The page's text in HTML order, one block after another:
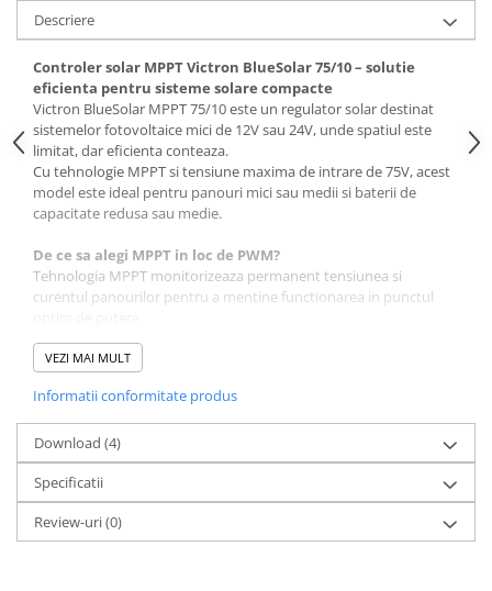
Descriere
Controler solar MPPT Victron BlueSolar 75/10 – solutie
eficienta pentru sisteme solare compacte
Victron BlueSolar MPPT 75/10 este un regulator solar destinat
sistemelor fotovoltaice mici de 12V sau 24V, unde spatiul este
limitat, dar eficienta conteaza.
Cu tehnologie MPPT si tensiune maxima de intrare de 75V, acest
model este ideal pentru panouri mici sau medii si baterii de
capacitate redusa sau medie.
De ce sa alegi MPPT in loc de PWM?
Tehnologia MPPT monitorizeaza permanent tensiunea si
curentul panourilor pentru a mentine functionarea in punctul
In conditii reale (cer partial innorat, variatii de temperatura),
poate produce cu pana la 30% mai multa energie fata de un
Asta inseamna incarcare mai rapida si utilizare mai eficienta a
panoului instalat.
Compatibilitate si dimensionare
Tensiune baterie: 12V sau 24V
Curent maxim incarcare: 10A
Tensiune maxima panouri (Voc): 75V
Puterea recomandata a panourilor:
VEZI MAI MULT
Informatii conformitate produs
Download (4)
Specificatii
Review-uri(0)